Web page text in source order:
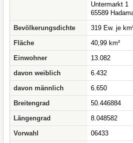
Untermarkt 1
65589
Bevölkerungsdichte
319 Ew. je
Fläche
40,99 km²
Einwohner
13.082
davon weiblich
6.432
davon männlich
6.650
Breitengrad
50.446884
Längengrad
8.048582
Vorwahl
06433